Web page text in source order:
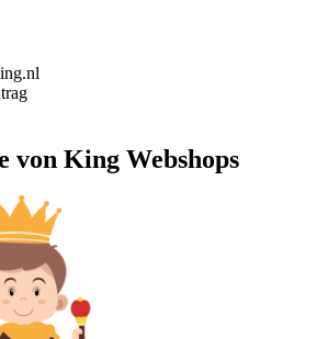
von King Webshops